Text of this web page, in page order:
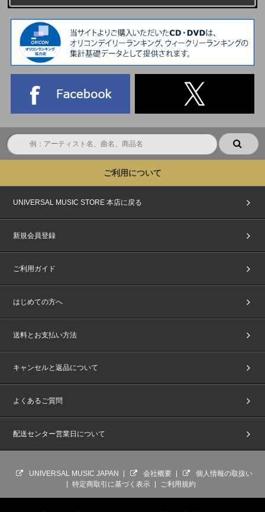
ご利用について
UNIVERSAL MUSIC STORE 本店に戻る
新規会員登録
ご利用ガイド
はじめての方へ
送料とお支払い方法
キャンセルと返品について
よくあるご質問
配送センター営業日について
UNIVERSAL MUSIC JAPAN 会社概要
個人情報の取扱い
特定商取引に基づく表示
ご利用規約